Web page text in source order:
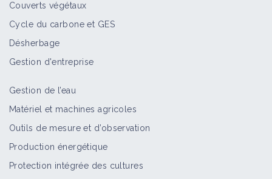
Couverts végétaux
Cycle du carbone et GES
Désherbage
Gestion d'entreprise
Gestion de l’eau
Matériel et machines agricoles
Outils de mesure et d’observation
Production énergétique
Protection intégrée des cultures